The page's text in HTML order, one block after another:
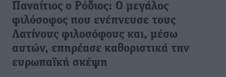
Παναίτιος ο Ρόδιος: Ο μεγάλος
φιλόσοφος που ενέπνευσε τους
Λατίνους φιλοσόφους και, μέσω
αυτών, επηρέασε καθοριστικά την
ευρωπαϊκή σκέψη